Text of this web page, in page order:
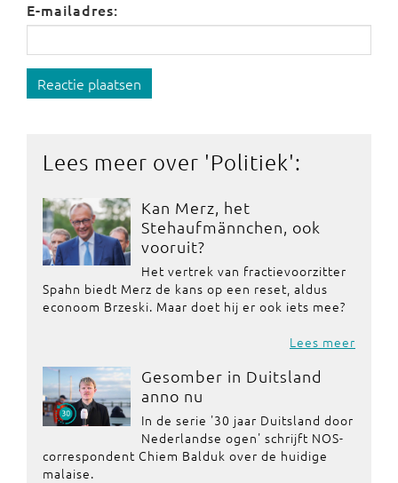
E-mailadres:
Reactie plaatsen
Lees meer over 'Politiek':
Kan Merz, het
Stehaufmännchen, ook
vooruit?
Het vertrek van fractievoorzitter
Spahn biedt Merz de kans op een reset, aldus
econoom Brzeski. Maar doet hij er ook iets mee?
Lees meer
Gesomber in Duitsland
anno nu
In de serie '30 jaar Duitsland door
Nederlandse ogen' schrijft NOS-
correspondent Chiem Balduk over de huidige
malaise.